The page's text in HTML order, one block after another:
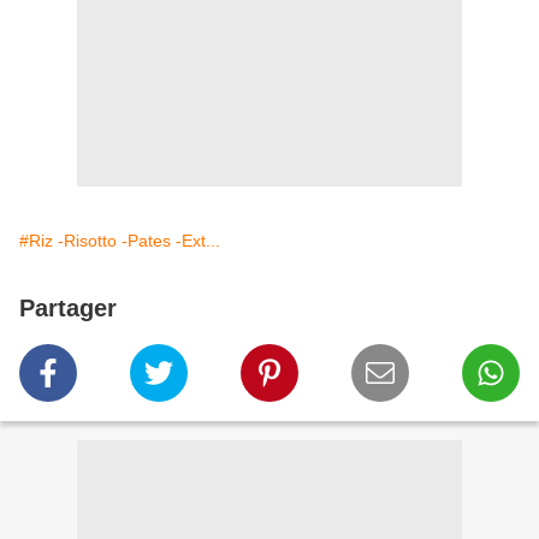
#Riz -Risotto -Pates -Ext...
Partager